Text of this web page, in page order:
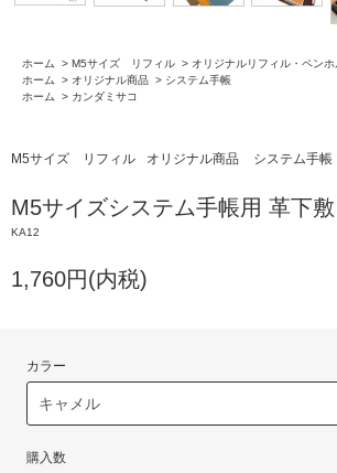
ホーム > M5サイズ リフィル > オリジナルリフィル・ペンホ
ホーム
> オリジナル商品 > システム手帳
ホーム
> カンダミサコ
M5サイズ リフィル オリジナル商品 システム手帳
M5サイズシステム手帳用 革下敷
KA12
1,760円(内税)
カラー
購入数